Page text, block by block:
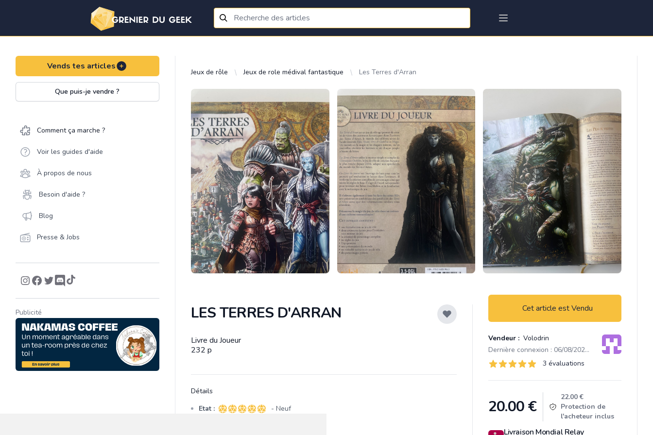
Vends tes articles
Que puis-je vendre ?
Comment ça marche ?
Voir les guides d'aide
À propos de nous
Besoin d'aide ?
Blog
Presse & Jobs
Publicité
Jeux de rôle Jeux de role médival fantastique Les Terres d'Arran
LES TERRES D'ARRAN Cet article est Vendu
Vendeur : Volodrin
Dernière connexion : 06/08/2026 13:41
Évaluations
3 sur 5 étoiles 3 évaluations
20.00€
22.00 €
Protection de
l'acheteur inclus
Livraison Mondial Relay
Description
Livre du Joueur
232 p
Détails
Etat : 5 sur 5 étoiles
- Neuf